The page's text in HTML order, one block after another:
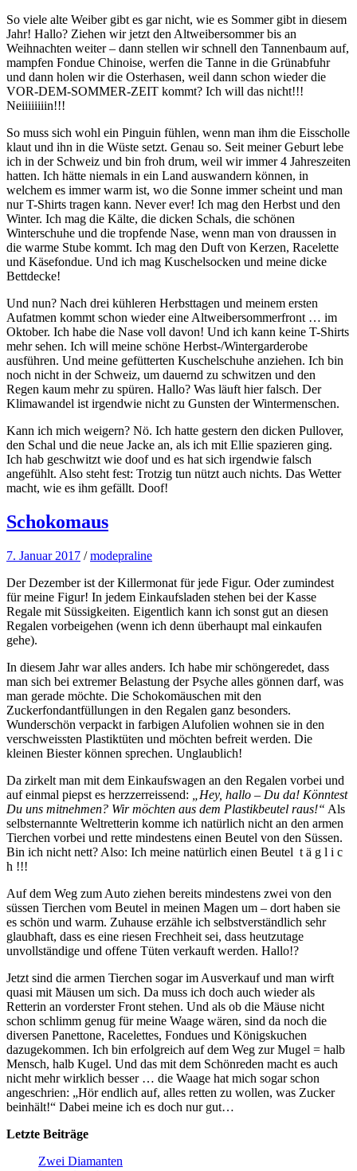
So viele alte Weiber gibt es gar nicht, wie es Sommer gibt in diesem
Jahr! Hallo? Ziehen wir jetzt den Altweibersommer bis an
Weihnachten weiter – dann stellen wir schnell den Tannenbaum auf,
mampfen Fondue Chinoise, werfen die Tanne in die Grünabfuhr
und dann holen wir die Osterhasen, weil dann schon wieder die
VOR-DEM-SOMMER-ZEIT kommt? Ich will das nicht!!!
Neiiiiiiiin!!!
So muss sich wohl ein Pinguin fühlen, wenn man ihm die Eisscholle
klaut und ihn in die Wüste setzt. Genau so. Seit meiner Geburt lebe
ich in der Schweiz und bin froh drum, weil wir immer 4 Jahreszeiten
hatten. Ich hätte niemals in ein Land auswandern können, in
welchem es immer warm ist, wo die Sonne immer scheint und man
nur T-Shirts tragen kann. Never ever! Ich mag den Herbst und den
Winter. Ich mag die Kälte, die dicken Schals, die schönen
Winterschuhe und die tropfende Nase, wenn man von draussen in
die warme Stube kommt. Ich mag den Duft von Kerzen, Racelette
und Käsefondue. Und ich mag Kuschelsocken und meine dicke
Bettdecke!
Und nun? Nach drei kühleren Herbsttagen und meinem ersten
Aufatmen kommt schon wieder eine Altweibersommerfront … im
Oktober. Ich habe die Nase voll davon! Und ich kann keine T-Shirts
mehr sehen. Ich will meine schöne Herbst-/Wintergarderobe
ausführen. Und meine gefütterten Kuschelschuhe anziehen. Ich bin
noch nicht in der Schweiz, um dauernd zu schwitzen und den
Regen kaum mehr zu spüren. Hallo? Was läuft hier falsch. Der
Klimawandel ist irgendwie nicht zu Gunsten der Wintermenschen.
Kann ich mich weigern? Nö. Ich hatte gestern den dicken Pullover,
den Schal und die neue Jacke an, als ich mit Ellie spazieren ging.
Ich hab geschwitzt wie doof und es hat sich irgendwie falsch
angefühlt. Also steht fest: Trotzig tun nützt auch nichts. Das Wetter
macht, wie es ihm gefällt. Doof!
Schokomaus
7. Januar 2017 /modepraline
Der Dezember ist der Killermonat für jede Figur. Oder zumindest
für meine Figur! In jedem Einkaufsladen stehen bei der Kasse
Regale mit Süssigkeiten. Eigentlich kann ich sonst gut an diesen
Regalen vorbeigehen (wenn ich denn überhaupt mal einkaufen
gehe).
In diesem Jahr war alles anders. Ich habe mir schöngeredet, dass
man sich bei extremer Belastung der Psyche alles gönnen darf, was
man gerade möchte. Die Schokomäuschen mit den
Zuckerfondantfüllungen in den Regalen ganz besonders.
Wunderschön verpackt in farbigen Alufolien wohnen sie in den
verschweissten Plastiktüten und möchten befreit werden. Die
kleinen Biester können sprechen. Unglaublich!
Da zirkelt man mit dem Einkaufswagen an den Regalen vorbei und
auf einmal piepst es herzzerreissend:
„Hey, hallo – Du da! Könntest
Du uns mitnehmen? Wir möchten aus dem Plastikbeutel raus!“ Als
selbsternannte Weltretterin komme ich natürlich nicht an den armen
Tierchen vorbei und rette mindestens einen Beutel von den Süssen.
Bin ich nicht nett? Also: Ich meine natürlich einen Beutel t ä g l i c
h !!!
Auf dem Weg zum Auto ziehen bereits mindestens zwei von den
süssen Tierchen vom Beutel in meinen Magen um – dort haben sie
es schön und warm. Zuhause erzähle ich selbstverständlich sehr
glaubhaft, dass es eine riesen Frechheit sei, dass heutzutage
unvollständige und offene Tüten verkauft werden. Hallo!?
Jetzt sind die armen Tierchen sogar im Ausverkauf und man wirft
quasi mit Mäusen um sich. Da muss ich doch auch wieder als
Retterin an vorderster Front stehen. Und als ob die Mäuse nicht
schon schlimm genug für meine Waage wären, sind da noch die
diversen Panettone, Racelettes, Fondues und Königskuchen
dazugekommen. Ich bin erfolgreich auf dem Weg zur Mugel = halb
Mensch, halb Kugel. Und das mit dem Schönreden macht es auch
nicht mehr wirklich besser … die Waage hat mich sogar schon
angeschrien: „Hör endlich auf, alles retten zu wollen, was Zucker
beinhält!“ Dabei meine ich es doch nur gut…
Letzte Beiträge
Zwei Diamanten